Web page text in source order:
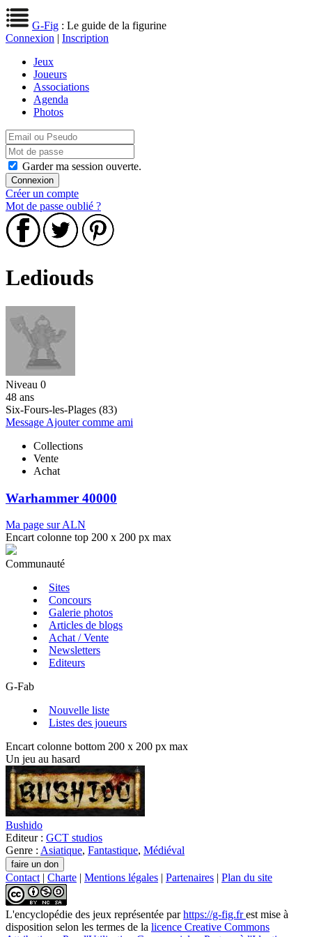
G-Fig : Le guide de la figurine
Connexion | Inscription
Jeux
Joueurs
Associations
Agenda
Photos
Garder ma session ouverte.
Créer un compte
Mot de passe oublié ?
Lediouds
Niveau 0
48 ans
Six-Fours-les-Plages (83)
Message Ajouter comme ami
Collections
Vente
Achat
Warhammer 40000
Ma page sur ALN
Encart colonne top 200 x 200 px max
Communauté
Sites
Concours
Galerie photos
Articles de blogs
Achat / Vente
Newsletters
Editeurs
G-Fab
Nouvelle liste
Listes des joueurs
Encart colonne bottom 200 x 200 px max
Un jeu au hasard
Bushido
Editeur : GCT studios
Genre : Asiatique, Fantastique, Médiéval
Contact | Charte | Mentions légales | Partenaires | Plan du site
L'encyclopédie des jeux représentée parhttps://g-fig.frest mise à
disposition selon les termes de la licence Creative Commons